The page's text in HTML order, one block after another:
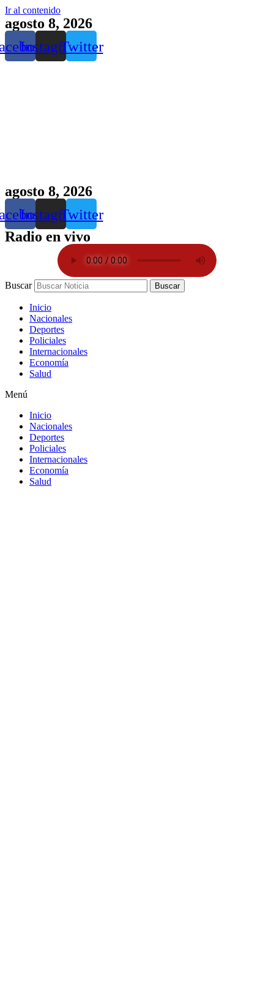
Ir al contenido
agosto 8, 2026
InstagramTwitter
agosto 8, 2026
InstagramTwitter
Radio en vivo
Buscar Buscar
Inicio
Nacionales
Deportes
Policiales
Internacionales
Economía
Salud
Menú
Inicio
Nacionales
Deportes
Policiales
Internacionales
Economía
Salud